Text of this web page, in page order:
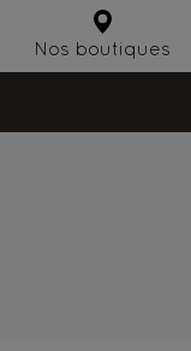
Nos boutiques